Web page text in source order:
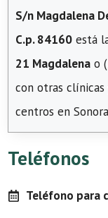
S/n Magdalena
C.p. 84160 está
21 Magdalena o
con otras
centros en
Teléfonos
Teléfono para